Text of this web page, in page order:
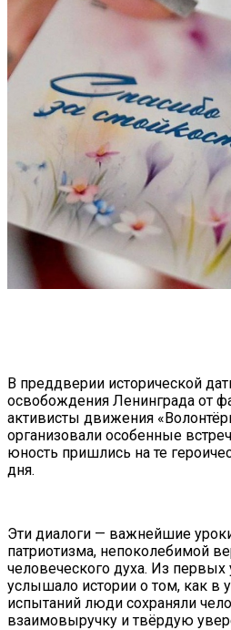
В преддверии исторической
освобождения Ленинграда от
активисты движения
организовали особенные
юность пришлись на те
дня.
Эти диалоги — важнейшие
патриотизма, непоколебимой
человеческого духа. Из
услышало истории о том, как в
испытаний люди сохраняли
взаимовыручку и твёрдую